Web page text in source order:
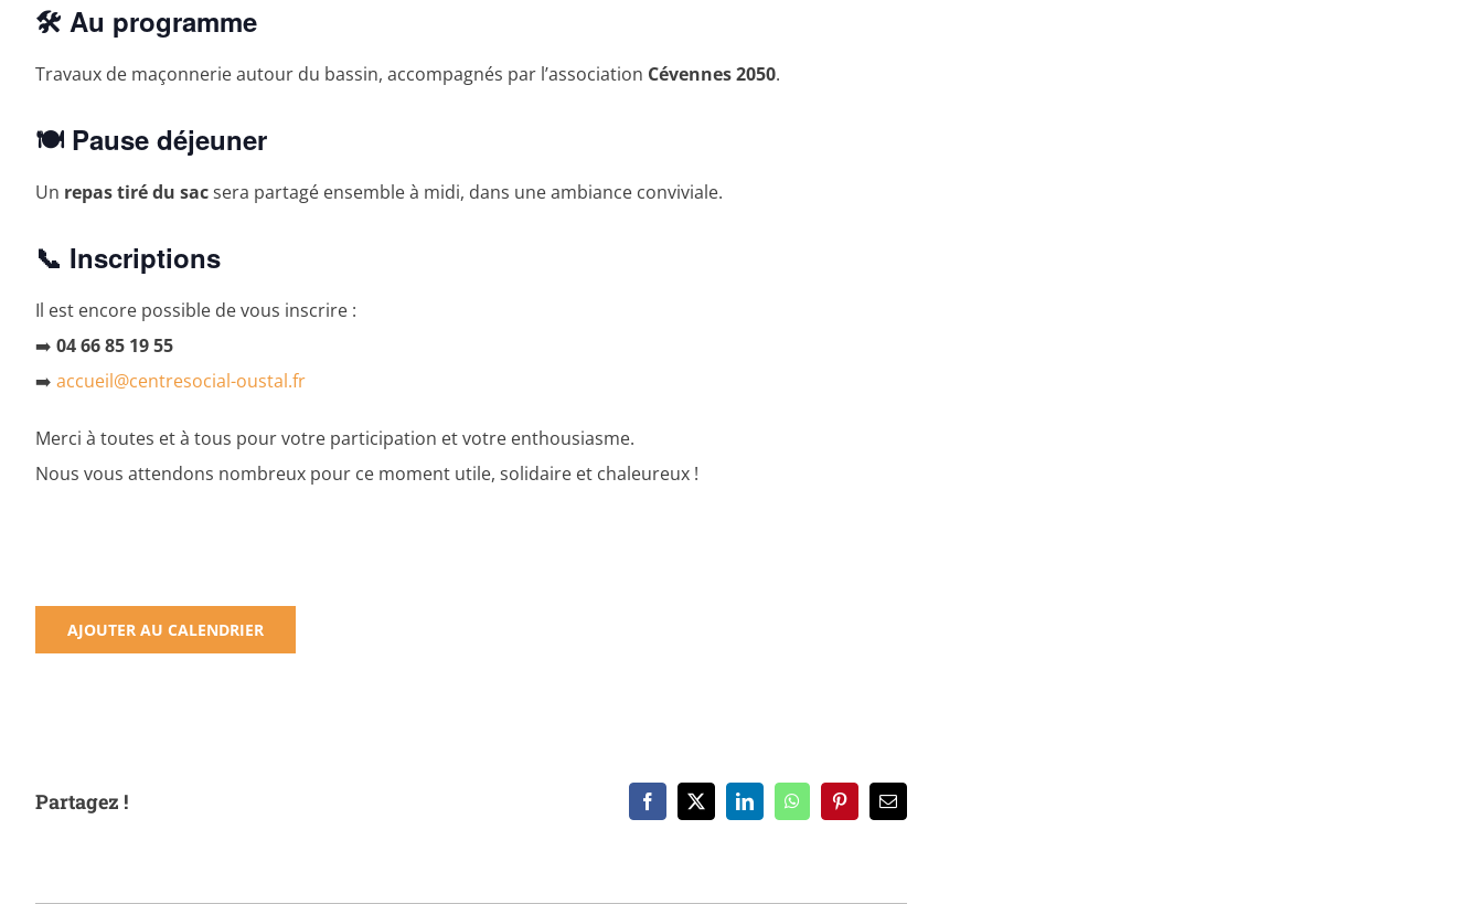
🛠️ Au programme
Travaux de maçonnerie autour du bassin, accompagnés par l’association Cévennes 2050.
🍽️ Pause déjeuner
Un repas tiré du sacsera partagé ensemble à midi, dans une ambiance conviviale.
📞 Inscriptions
Il est encore possible de vous inscrire :
➡️ 04 66 85 19 55
➡️ accueil@centresocial-oustal.fr
Merci à toutes et à tous pour votre participation et votre enthousiasme.
Nous vous attendons nombreux pour ce moment utile, solidaire et chaleureux !
AJOUTER AU CALENDRIER
Partagez ! Facebook
X LinkedInWhatsAppPinterestEmail